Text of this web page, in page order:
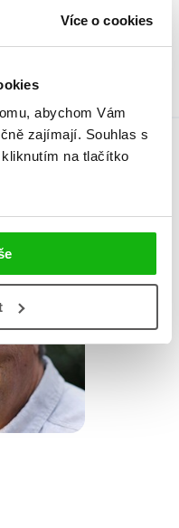
Více o cookies
abychom Vám
zajímají. Souhlas s
na tlačítko
lepená